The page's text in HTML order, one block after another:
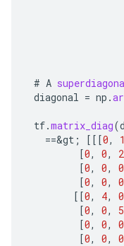
# A
diagonal = np .
tf.matrix_diag(
==&gt ; [[[0, 1
[0, 0, 2
[0, 0, 0
[0, 0, 0
[[0, 4, 0
[0, 0, 5
[0, 0, 0
[0, 0, 0